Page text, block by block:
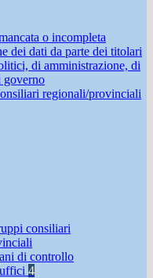
o incompleta
dei dati da parte dei titolari
di amministrazione, di
governo
regionali/provinciali
consiliari
di controllo
4